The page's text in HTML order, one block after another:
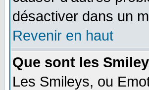
désactiver dans un
Revenir en haut
Que sont les
Les Smileys, ou